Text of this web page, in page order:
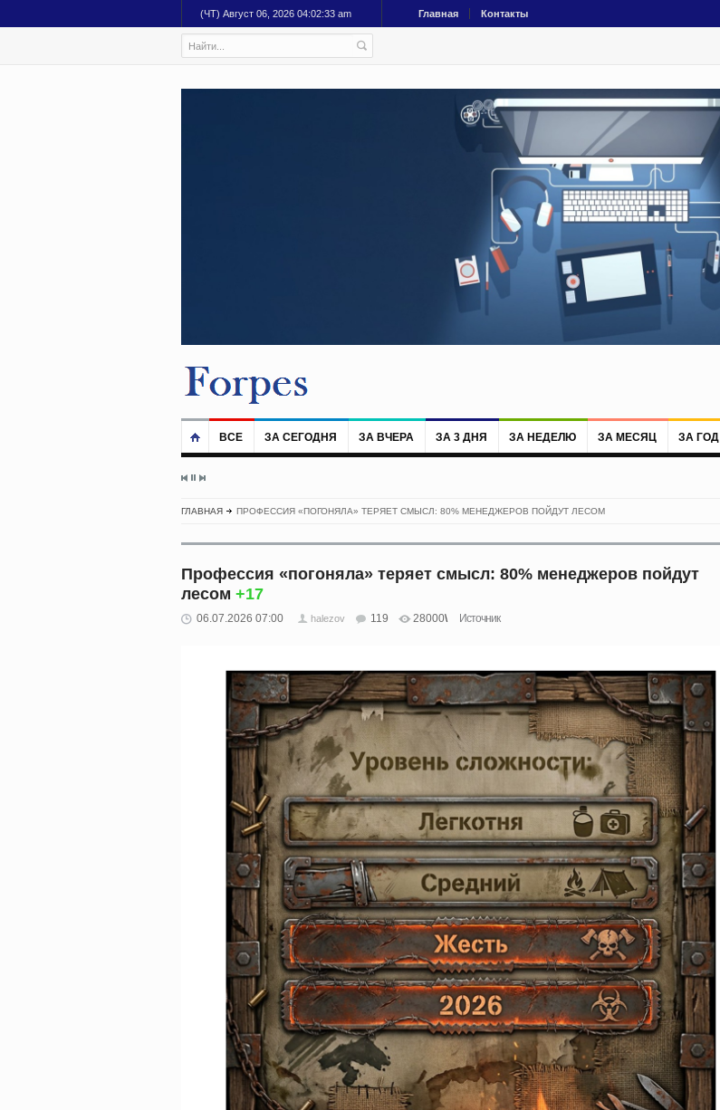
(ЧТ) Август 06, 2026 04:02:34 am Главная Контакты
ВСЕ ЗА СЕГОДНЯ ЗА ВЧЕРА ЗА 3 ДНЯ ЗА НЕДЕЛЮ ЗА МЕСЯЦ ЗА ГОД
ГЛАВНАЯ ПРОФЕССИЯ «ПОГОНЯЛА» ТЕРЯЕТ СМЫСЛ: 80% МЕНЕДЖЕРОВ ПОЙДУТ ЛЕСОМ
Профессия «погоняла» теряет смысл: 80% менеджеров пойдут
лесом +17
06.07.2026 07:00 halezov 119 28000 Источник